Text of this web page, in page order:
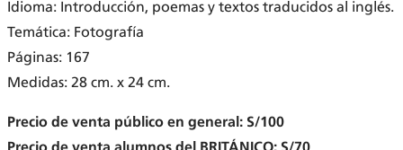
Idioma: Introducción, poemas y textos traducidos al inglés.
Temática: Fotografía
Páginas: 167
Medidas: 28 cm. x 24 cm.
Precio de venta público en general: S/100